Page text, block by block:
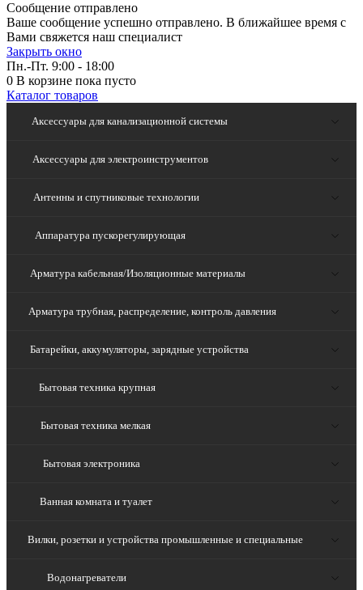
Сообщение отправлено
Ваше сообщение успешно отправлено. В ближайшее время с
Вами свяжется наш специалист
Закрыть окно
Пн.-Пт. 9:00 - 18:00
0 В корзине пока пусто
Каталог товаров
Аксессуары для канализационной системы
Аксессуары для электроинструментов
Антенны и спутниковые технологии
Аппаратура пускорегулирующая
Арматура кабельная/Изоляционные материалы
Арматура трубная, распределение, контроль давления
Батарейки, аккумуляторы, зарядные устройства
Бытовая техника крупная
Бытовая техника мелкая
Бытовая электроника
Ванная комната и туалет
Вилки, розетки и устройства промышленные и специальные
Водонагреватели